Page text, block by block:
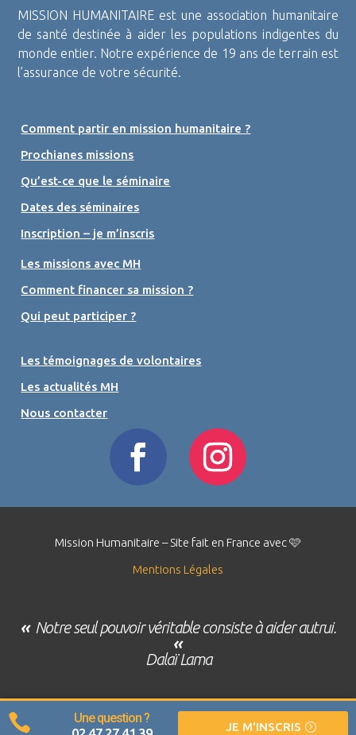

Une question ?
JE M'INSCRIS
MISSION HUMANITAIRE est une association humanitaire
de santé destinée à aider les populations indigentes du
monde entier. Notre expérience de 19 ans de terrain est
l’assurance de votre sécurité.
Comment partir en mission humanitaire ?
Prochianes missions
Qu’est-ce que le séminaire
Dates des séminaires
Inscription – je m’inscris
Les missions avec MH
Comment financer sa mission ?
Qui peut participer ?
Les témoignages de volontaires
Les actualités MH
Nous contacter
Mission Humanitaire – Site fait en France avec 🩷
Mentions Légales
« Notre seul pouvoir véritable consiste à aider autrui.
«
Dalaï Lama